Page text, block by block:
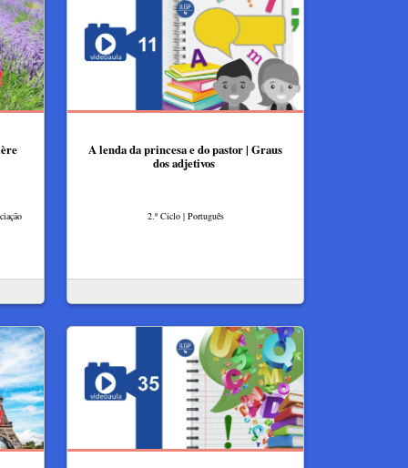
A lenda da princesa e do pastor | Graus
dos adjetivos
2.º Ciclo | Português